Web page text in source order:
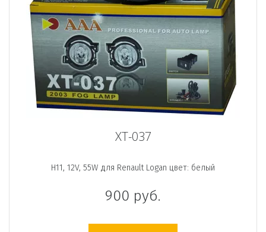
XT-037
H11, 12V, 55W для Renault Logan цвет: белый
900 руб.